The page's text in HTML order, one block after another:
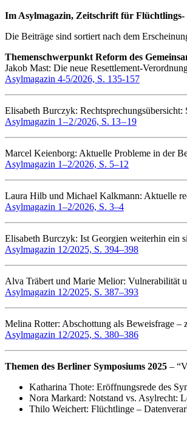
Im Asylmagazin, Zeitschrift für
Die Beiträge sind sortiert nach dem
Themenschwerpunkt Reform des
Jakob Mast: Die neue Resettlement-
Asylmagazin 4-5/2026, S. 135-157
Elisabeth Burczyk:
Asylmagazin 1 – 2 / 2026, S. 13 – 19
Marcel Keienborg: Aktuelle Probleme in der
Asylmagazin 1–2/2026, S. 5–12
Laura Hilb und Michael Kalkmann: Aktuelle
Asylmagazin 1–2/2026, S. 3–4
Elisabeth Burczyk: Ist Georgien weiterhin ein
Asylmagazin 12/2025, S. 394–398
Alva Träbert und Marie Melior: Vulnerabilität
Asylmagazin 12/2025, S. 387–393
Melina Rotter: Abschottung als Beweisfrage –
Asylmagazin 12/2025, S. 380–386
Themen des Berliner Symposiums 2025 –
Katharina Thote: Eröffnungsrede des
Nora Markard: Notstand vs. Asylrecht:
Thilo Weichert: Flüchtlinge –